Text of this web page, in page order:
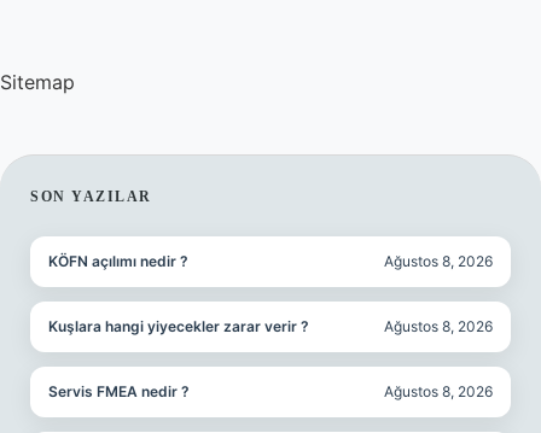
Sitemap
SIDEBAR
SON YAZILAR
KÖFN açılımı nedir ? Ağustos 8, 2026
Kuşlara hangi yiyecekler zarar verir ? Ağustos 8, 2026
Servis FMEA nedir ? Ağustos 8, 2026